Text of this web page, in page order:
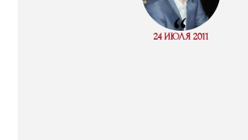
“
24 ИЮЛЯ 2011
Read